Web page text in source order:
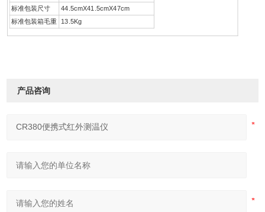
标准包装尺寸
44.5cmX41.5cmX47cm
标准包装箱毛重 13.5Kg
产品咨询